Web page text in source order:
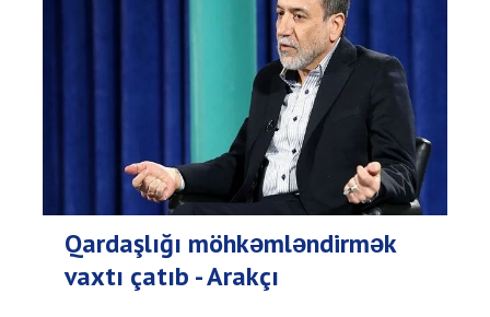
Qardaşlığı möhkəmləndirmək
vaxtı çatıb - Arakçı